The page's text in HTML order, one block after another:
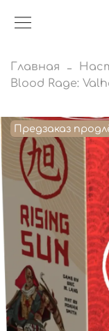
Главная
Blood Rage:
Предзаказ